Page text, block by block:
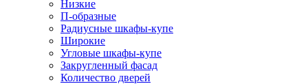
Низкие
П-образные
Радиусные шкафы-купе
Широкие
Угловые шкафы-купе
Закругленный фасад
Количество дверей